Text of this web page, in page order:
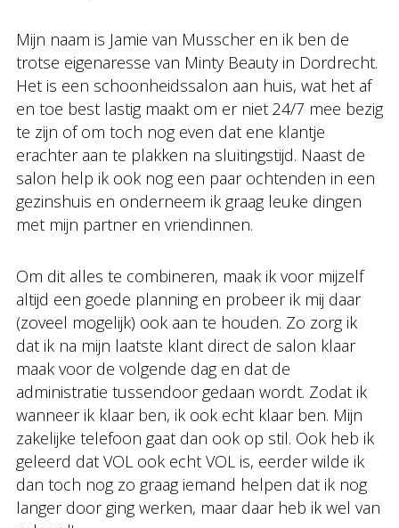
Mijn naam is Jamie van Musscher en ik ben de
trotse eigenaresse van Minty Beauty in Dordrecht.
Het is een schoonheidssalon aan huis, wat het af
en toe best lastig maakt om er niet 24/7 mee bezig
te zijn of om toch nog even dat ene klantje
erachter aan te plakken na sluitingstijd. Naast de
salon help ik ook nog een paar ochtenden in een
gezinshuis en onderneem ik graag leuke dingen
met mijn partner en vriendinnen.
Om dit alles te combineren, maak ik voor mijzelf
altijd een goede planning en probeer ik mij daar
(zoveel mogelijk) ook aan te houden. Zo zorg ik
dat ik na mijn laatste klant direct de salon klaar
maak voor de volgende dag en dat de
administratie tussendoor gedaan wordt. Zodat ik
wanneer ik klaar ben, ik ook echt klaar ben. Mijn
zakelijke telefoon gaat dan ook op stil. Ook heb ik
geleerd dat VOL ook echt VOL is, eerder wilde ik
dan toch nog zo graag iemand helpen dat ik nog
langer door ging werken, maar daar heb ik wel van